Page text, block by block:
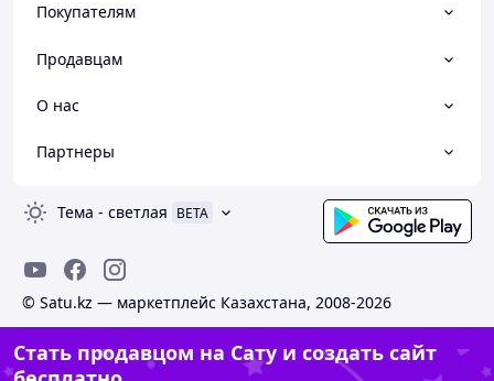
Покупателям
Продавцам
О нас
Партнеры
Тема - светлая BETA
© Satu.kz — маркетплейс Казахстана, 2008-2026
Стать продавцом на Сату и создать сайт